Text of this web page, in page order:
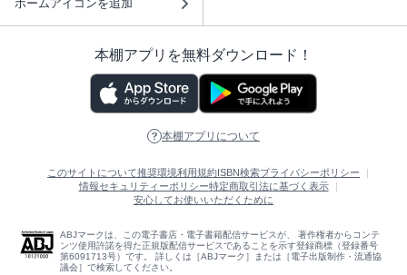
ホームアイコンを追加
本棚アプリを無料ダウンロード！
本棚アプリについて
このサイトについて推奨環境利用規約 ISBN検索プライバシーポリシー
情報セキュリティーポリシー特定商取引法に基づく表示
安心してお使いいただくために
ABJマークは、この電子書店・電子書籍配信サービスが、 著作権者からコンテ
ンツ使用許諾を得た正規版配信サービスであることを示す登録商標（登録番号
第6091713号）です。 詳しくは［ABJマーク］または［電子出版制作・流通協
議会］で検索してください。